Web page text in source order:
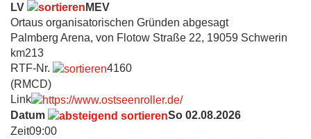
LV
MEV
Ortaus organisatorischen Gründen abgesagt
Palmberg Arena, von Flotow Straße 22, 19059 Schwerin
km213
RTF-Nr.
4160
(RMCD)
Link
Datum
So 02.08.2026
Zeit09:00